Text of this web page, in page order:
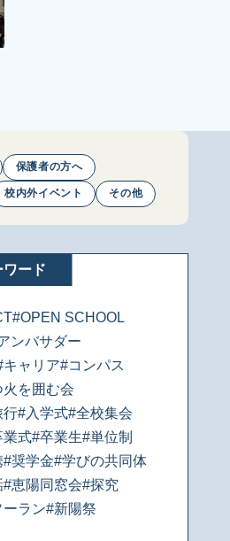
保護者の方へ
校内外イベント その他
ワード
#OPEN SCHOOL
ンバサダー
キャリア#コンパス
火を囲む会
行#入学式#全校集会
業式#卒業生#単位制
#奨学金#学びの共同体
#恵陽同窓会#探究
ラン#新陽祭